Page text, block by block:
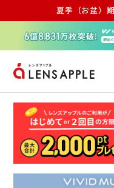
夏季（お盆）
アキュビ